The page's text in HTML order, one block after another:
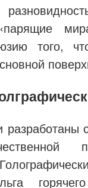
того,
разработаны